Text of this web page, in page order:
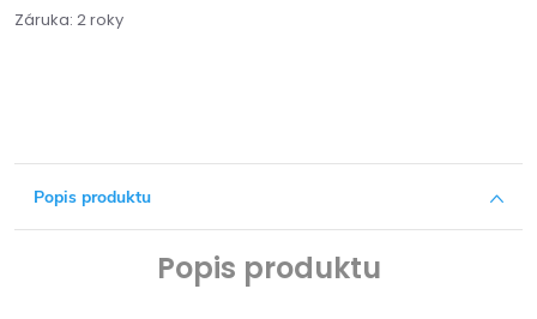
Záruka: 2 roky
Popis produktu
Popis produktu